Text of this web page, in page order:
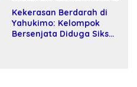
Kekerasan Berdarah di
Yahukimo: Kelompok
Bersenjata Diduga Siksa